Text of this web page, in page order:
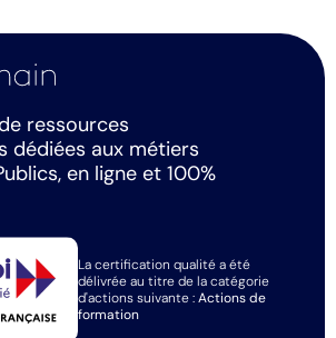
ressources
dédiées aux métiers
en ligne et 100%
La certification qualité a été
délivrée au titre de la catégorie
d'actions suivante :Actions de
formation